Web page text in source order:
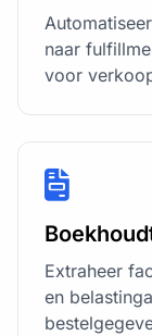
naar
voor
Extraheer
en